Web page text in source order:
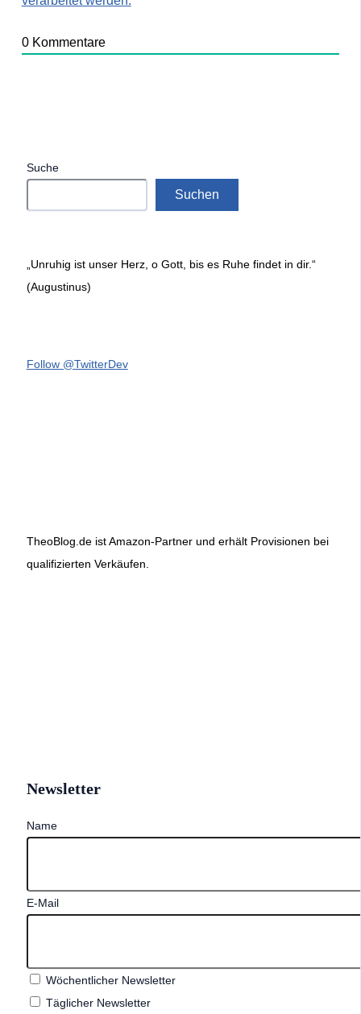
0Kommentare
Suche
Suchen
„Unruhig ist unser Herz, o Gott, bis es Ruhe findet in dir.“
(Augustinus)
Follow @TwitterDev
TheoBlog.de ist Amazon-Partner und erhält Provisionen bei
qualifizierten Verkäufen.
Newsletter
Name
E-Mail
Wöchentlicher Newsletter
Täglicher Newsletter